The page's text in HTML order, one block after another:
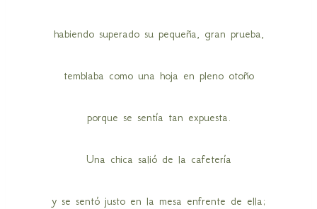
habiendo superado su pequeña, gran prueba,
temblaba como una hoja en pleno otoño
porque se sentía tan expuesta.
Una chica salió de la cafetería
y se sentó justo en la mesa enfrente de ella;